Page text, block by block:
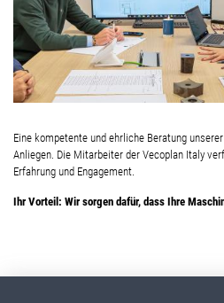
Eine kompetente und ehrliche Beratung
Anliegen. Die Mitarbeiter der Vecoplan Italy
Erfahrung und Engagement.
Ihr Vorteil: Wir sorgen dafür, dass Ihre